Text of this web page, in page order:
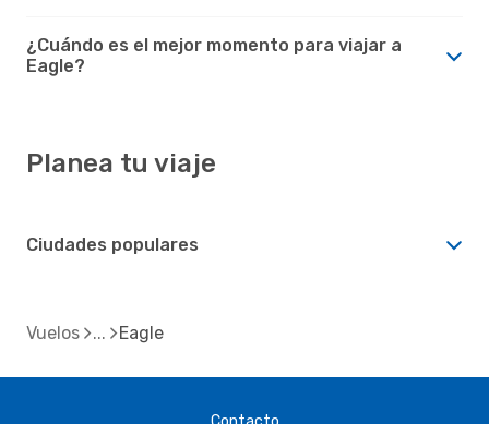
¿Cuándo es el mejor momento para viajar a
Eagle?
Planea tu viaje
Ciudades populares
Vuelos Eagle